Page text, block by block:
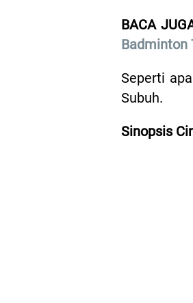
BACA
Badminton
Seperti
Subuh.
Sinopsis